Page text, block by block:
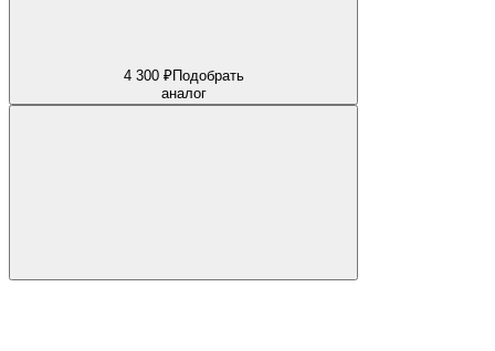
4 300 ₽Подобрать
аналог